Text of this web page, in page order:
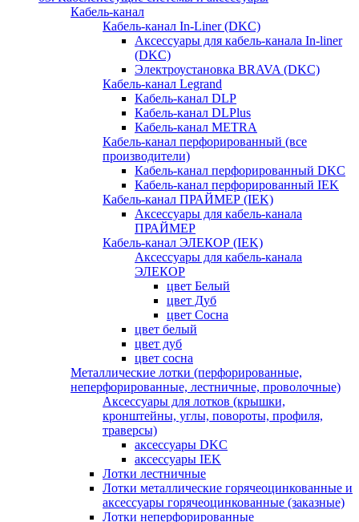
Кабель-канал
Кабель-канал In-Liner (DKC)
Аксессуары для кабель-канала In-liner
(DKC)
Электроустановка BRAVA (DKC)
Кабель-канал Legrand
Кабель-канал DLP
Кабель-канал DLPlus
Кабель-канал METRA
Кабель-канал перфорированный (все
производители)
Кабель-канал перфорированный DKC
Кабель-канал перфорированный IEK
Кабель-канал ПРАЙМЕР (IEK)
Аксессуары для кабель-канала
ПРАЙМЕР
Кабель-канал ЭЛЕКОР (IEK)
Аксессуары для кабель-канала
ЭЛЕКОР
цвет Белый
цвет Дуб
цвет Сосна
цвет белый
цвет дуб
цвет сосна
Металлические лотки (перфорированные,
неперфорированные, лестничные, проволочные)
Аксессуары для лотков (крышки,
кронштейны, углы, повороты, профиля,
траверсы)
аксессуары DKC
аксессуары IEK
Лотки лестничные
Лотки металлические горячеоцинкованные и
аксессуары горячеоцинкованные (заказные)
Лотки неперфорированные